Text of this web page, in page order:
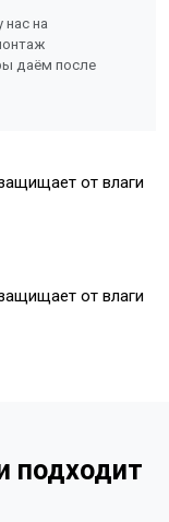
нас на
даём после
от влаги
от влаги
подходит